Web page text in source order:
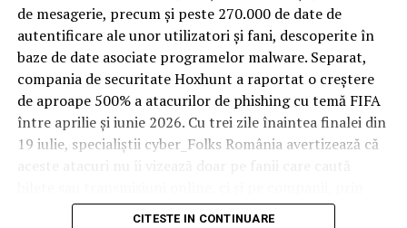
elemente afectate vizibil, mai ales în zona din jurul
patului și a ușii de acces.
În etapa de renovare sau construcție, administratorii
care iau în calcul mocheta trafic intens
pentru zonele
cu rotație mare reduc riscul de uzură prematură și de
decolorare vizibilă în punctele de trecere frecventă. Este
o decizie care ține mai puțin de stil și mai mult de
după primele sezoane de utilizare intensă.
de mesagerie, precum și peste 270.000 de date de
autentificare ale unor utilizatori și fani, descoperite în
baze de date asociate programelor malware. Separat,
compania de securitate Hoxhunt a raportat o creștere
de aproape 500% a atacurilor de phishing cu temă FIFA
între aprilie și iunie 2026. Cu trei zile înaintea finalei din
19 iulie, specialiștii cyber_Folks România avertizează că
conturile, dispozitivele și infrastructura digitală
CITESTE IN CONTINUARE